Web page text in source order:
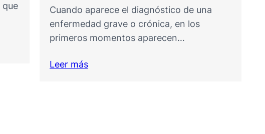
El próximo 6 de junio de 2026 se realizará
la presentación online de los “Cuadernos